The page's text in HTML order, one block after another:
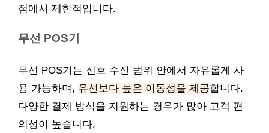
점에서 제한적입니다.
무선 POS기
무선 POS기는 신호 수신 범위 안에서 자유롭게 사
용 가능하며, 유선보다 높은 이동성을 제공합니다.
다양한 결제 방식을 지원하는 경우가 많아 고객 편
의성이 높습니다.